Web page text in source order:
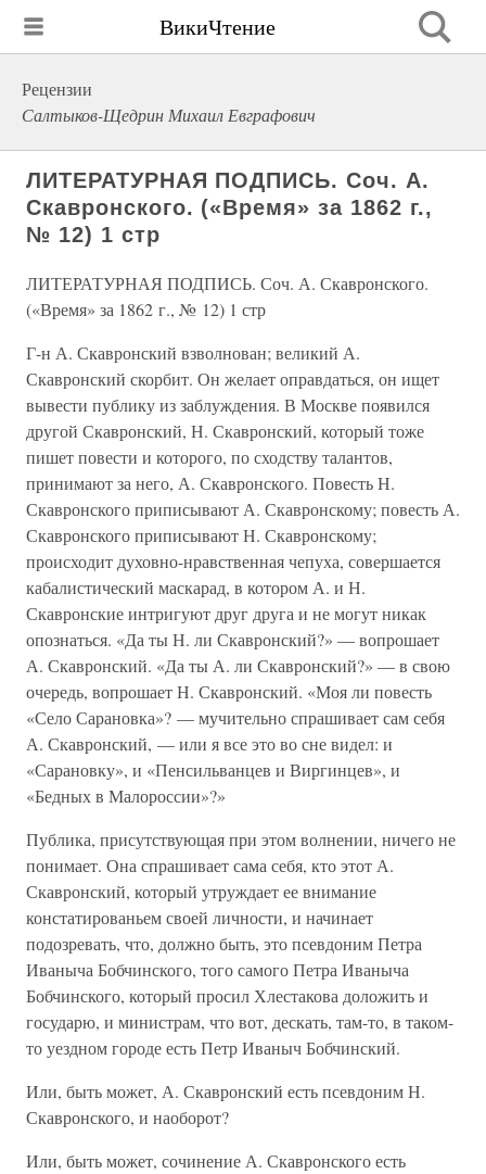
ВикиЧтение
Рецензии
Салтыков-Щедрин Михаил Евграфович
ЛИТЕРАТУРНАЯ ПОДПИСЬ. Соч. А.
Скавронского. («Время» за 1862 г.,
№ 12) 1 стр
ЛИТЕРАТУРНАЯ ПОДПИСЬ. Соч. А. Скавронского.
(«Время» за 1862 г., № 12) 1 стр
Г-н А. Скавронский взволнован; великий А.
Скавронский скорбит. Он желает оправдаться, он ищет
вывести публику из заблуждения. В Москве появился
другой Скавронский, Н. Скавронский, который тоже
пишет повести и которого, по сходству талантов,
принимают за него, А. Скавронского. Повесть Н.
Скавронского приписывают А. Скавронскому; повесть А.
Скавронского приписывают Н. Скавронскому;
происходит духовно-нравственная чепуха, совершается
кабалистический маскарад, в котором А. и Н.
Скавронские интригуют друг друга и не могут никак
опознаться. «Да ты Н. ли Скавронский?» — вопрошает
А. Скавронский. «Да ты А. ли Скавронский?» — в свою
очередь, вопрошает Н. Скавронский. «Моя ли повесть
«Село Сарановка»? — мучительно спрашивает сам себя
А. Скавронский, — или я все это во сне видел: и
«Сарановку», и «Пенсильванцев и Виргинцев», и
«Бедных в Малороссии»?»
Публика, присутствующая при этом волнении, ничего не
понимает. Она спрашивает сама себя, кто этот А.
Скавронский, который утруждает ее внимание
констатированьем своей личности, и начинает
подозревать, что, должно быть, это псевдоним Петра
Иваныча Бобчинского, того самого Петра Иваныча
Бобчинского, который просил Хлестакова доложить и
государю, и министрам, что вот, дескать, там-то, в таком-
то уездном городе есть Петр Иваныч Бобчинский.
Или, быть может, А. Скавронский есть псевдоним Н.
Скавронского, и наоборот?
Или, быть может, сочинение А. Скавронского есть